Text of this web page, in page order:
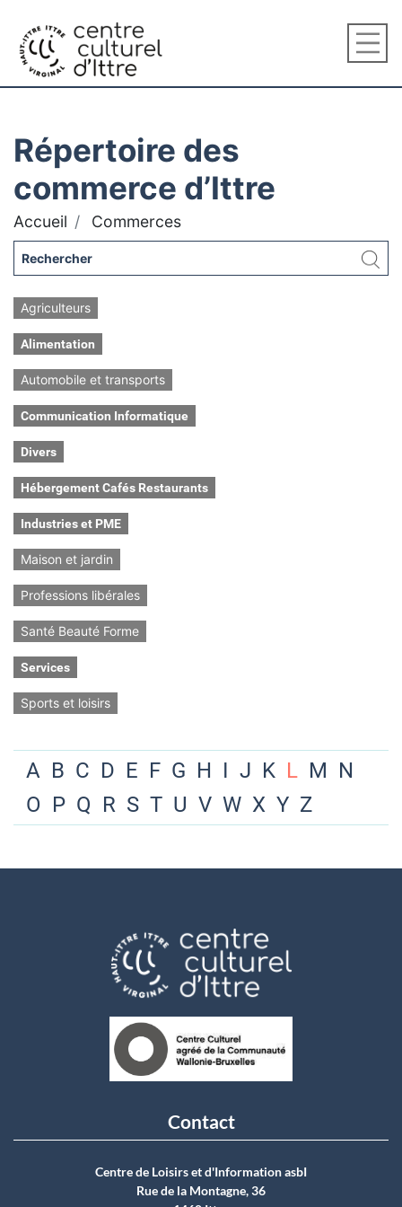
Répertoire des
commerce d’Ittre
Accueil Commerces
Agriculteurs
Alimentation
Automobile et transports
Communication Informatique
Divers
Hébergement Cafés Restaurants
Industries et PME
Maison et jardin
Professions libérales
Santé Beauté Forme
Services
Sports et loisirs
A B C D E F G H I J K L M N
O P Q R S T U V W X Y Z
Contact
Centre de Loisirs et d'Information asbI
Rue de la Montagne, 36